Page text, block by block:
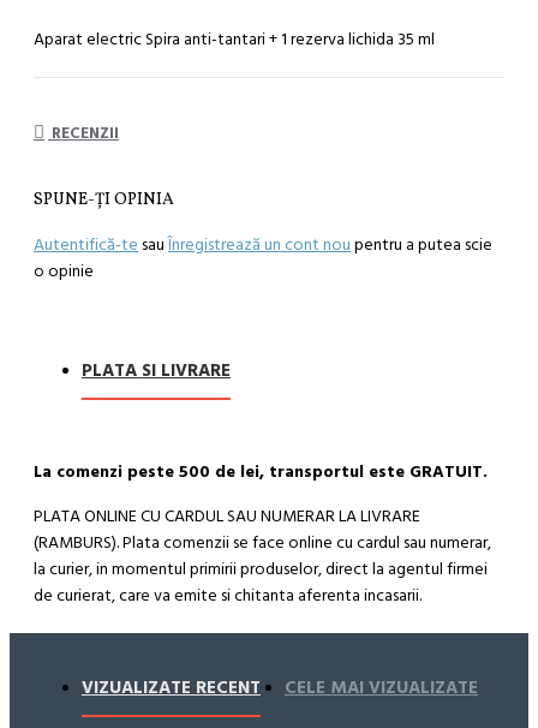
Aparat electric Spira anti-tantari + 1 rezerva lichida 35 ml
RECENZII
SPUNE-ŢI OPINIA
Autentifică-te sauÎnregistrează un cont nou pentru a putea scie
o opinie
PLATA SI LIVRARE
La comenzi peste 500 de lei, transportul este GRATUIT.
PLATA ONLINE CU CARDUL SAU NUMERAR LA LIVRARE
(RAMBURS). Plata comenzii se face online cu cardul sau numerar,
la curier, in momentul primirii produselor, direct la agentul firmei
de curierat, care va emite si chitanta aferenta incasarii.
Cum se face livrarea produselor:
Livrarea comenzii la adresa indicata de dvs. si este asigurata de
compania de curierat, care va livreaza comanda în decursul a 24-
VIZUALIZATE RECENT CELE MAI VIZUALIZATE